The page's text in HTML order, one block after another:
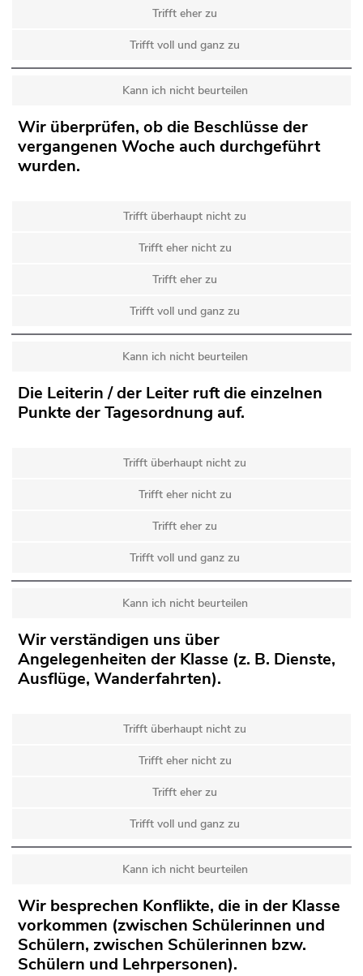
Trifft eher zu
Trifft voll und ganz zu
Kann ich nicht beurteilen
Wir überprüfen, ob die Beschlüsse der
vergangenen Woche auch durchgeführt
wurden.
Trifft überhaupt nicht zu
Trifft eher nicht zu
Trifft eher zu
Trifft voll und ganz zu
Kann ich nicht beurteilen
Die Leiterin / der Leiter ruft die einzelnen
Punkte der Tagesordnung auf.
Trifft überhaupt nicht zu
Trifft eher nicht zu
Trifft eher zu
Trifft voll und ganz zu
Kann ich nicht beurteilen
Wir verständigen uns über
Angelegenheiten der Klasse (z. B. Dienste,
Ausflüge, Wanderfahrten).
Trifft überhaupt nicht zu
Trifft eher nicht zu
Trifft eher zu
Trifft voll und ganz zu
Kann ich nicht beurteilen
Wir besprechen Konflikte, die in der Klasse
vorkommen (zwischen Schülerinnen und
Schülern, zwischen Schülerinnen bzw.
Schülern und Lehrpersonen).